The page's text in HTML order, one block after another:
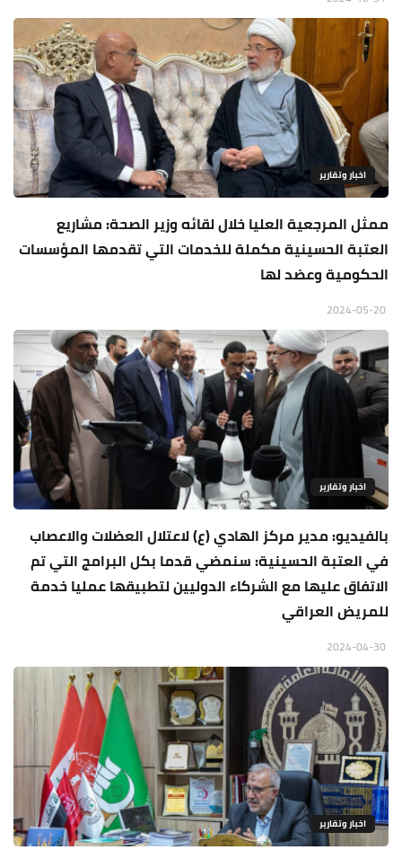
اخبار وتقارير
ممثل المرجعية العليا خلال لقائه وزير الصحة: مشاريع
العتبة الحسينية مكملة للخدمات التي تقدمها المؤسسات
الحكومية وعضد لها
اخبار وتقارير
بالفيديو: مدير مركز الهادي (ع) لاعتلال العضلات والاعصاب
في العتبة الحسينية: سنمضي قدما بكل البرامج التي تم
الاتفاق عليها مع الشركاء الدوليين لتطبيقها عمليا خدمة
للمريض العراقي
اخبار وتقارير